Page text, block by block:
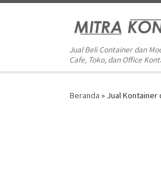
Jual Beli Container dan
Cafe, Toko, dan Office
Beranda » Jual Kontainer